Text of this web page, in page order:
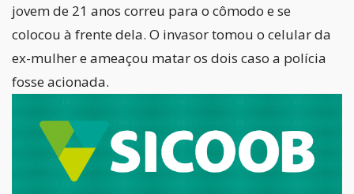
jovem de 21 anos correu para o cômodo e se
colocou à frente dela. O invasor tomou o celular da
ex-mulher e ameaçou matar os dois caso a polícia
fosse acionada.